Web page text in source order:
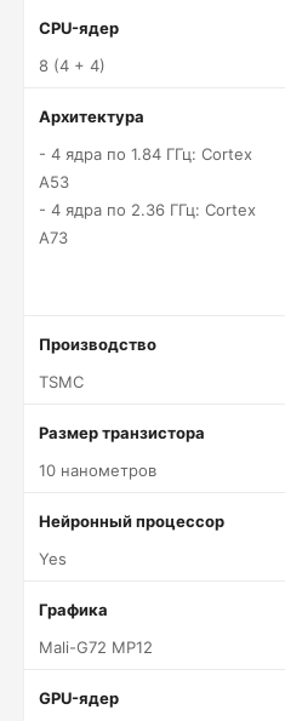
CPU-ядер
8 (4 + 4)
Архитектура
- 4 ядра по 1.84 ГГц: Cortex
A53
- 4 ядра по 2.36 ГГц: Cortex
A73
Производство
TSMC
Размер транзистора
10 нанометров
Нейронный процессор
Yes
Графика
Mali-G72 MP12
GPU-ядер